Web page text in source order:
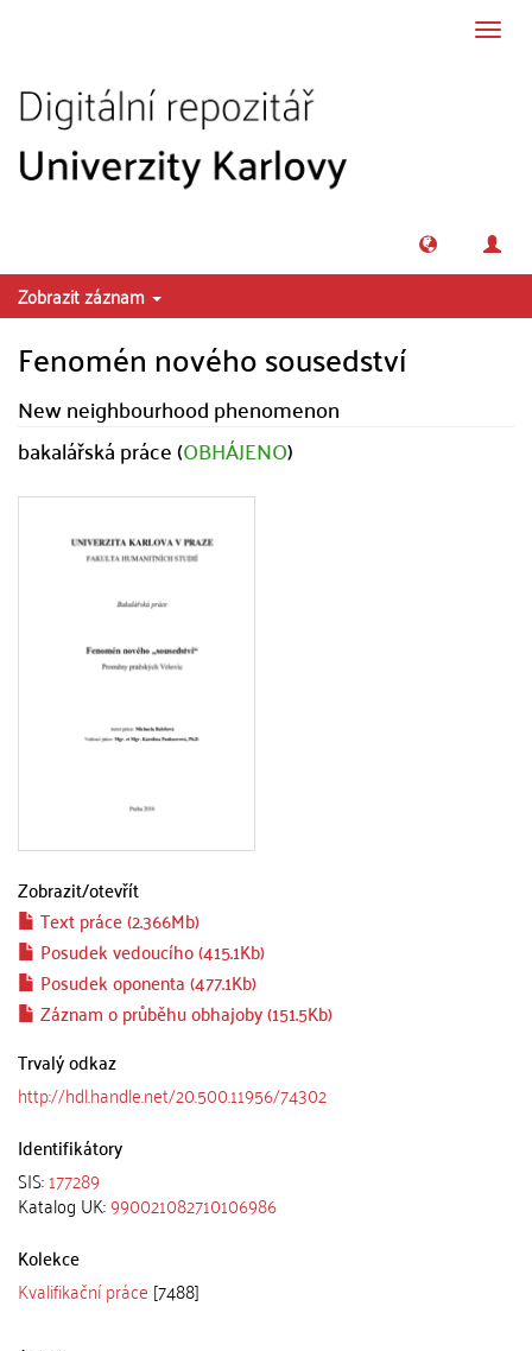
Zobrazit záznam
Fenomén nového sousedství
New neighbourhood phenomenon
bakalářská práce (OBHÁJENO)
Zobrazit/otevřít
Text práce (2.366Mb)
Posudek vedoucího (415.1Kb)
Posudek oponenta (477.1Kb)
Záznam o průběhu obhajoby (151.5Kb)
Trvalý odkaz
http://hdl.handle.net/20.500.11956/74302
Identifikátory
SIS:177289
Katalog UK:990021082710106986
Kolekce
Kvalifikační práce [7488]